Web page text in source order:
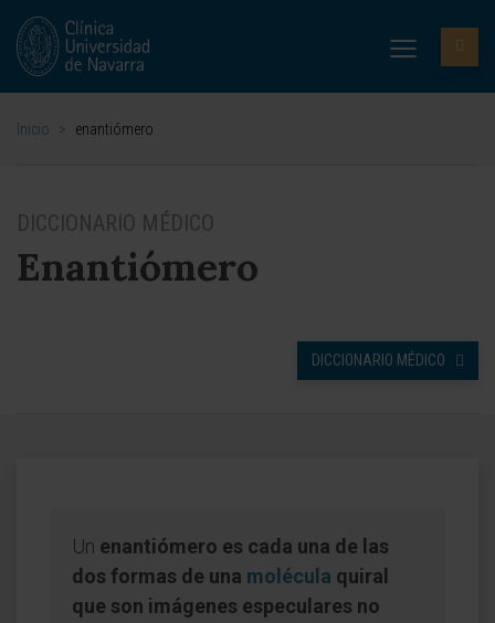
Inicio > enantiómero
DICCIONARIO MÉDICO
Enantiómero
DICCIONARIO MÉDICO
Un enantiómero es cada una de las
dos formas de una molécula quiral
que son imágenes especulares no